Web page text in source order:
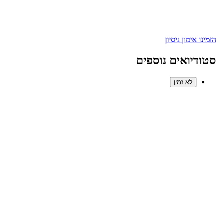
הזמינו אימון ניסיון
סטודיואים נוספים
לא זמין